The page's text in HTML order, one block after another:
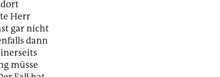
Herr
gar nicht
dann
müsse